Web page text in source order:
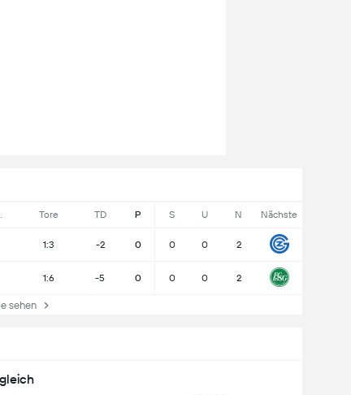
Tore TD P S U N Nächste
1:3 -2 0 0 0 2
1:6 -5 0 0 0 2
sehen